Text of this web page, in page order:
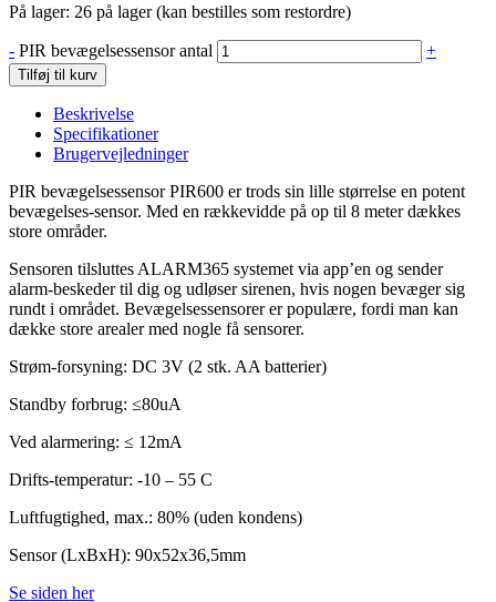
På lager: 26 på lager (kan bestilles som restordre)
- PIR bevægelsessensor antal +
Tilføj til kurv
Beskrivelse
Specifikationer
Brugervejledninger
PIR bevægelsessensor PIR600 er trods sin lille størrelse en potent
bevægelses-sensor. Med en rækkevidde på op til 8 meter dækkes
store områder.
Sensoren tilsluttes ALARM365 systemet via app’en og sender
alarm-beskeder til dig og udløser sirenen, hvis nogen bevæger sig
rundt i området. Bevægelsessensorer er populære, fordi man kan
dække store arealer med nogle få sensorer.
Strøm-forsyning: DC 3V (2 stk. AA batterier)
Standby forbrug: ≤80uA
Ved alarmering: ≤ 12mA
Drifts-temperatur: -10 – 55 C
Luftfugtighed, max.: 80% (uden kondens)
Sensor (LxBxH): 90x52x36,5mm
Se siden her